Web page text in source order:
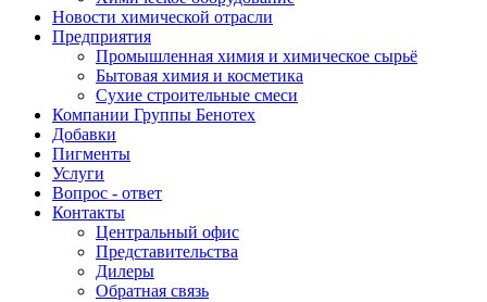
Новости химической отрасли
Предприятия
Промышленная химия и химическое сырьё
Бытовая химия и косметика
Сухие строительные смеси
Компании Группы Бенотех
Добавки
Пигменты
Услуги
Вопрос - ответ
Контакты
Центральный офис
Представительства
Дилеры
Обратная связь